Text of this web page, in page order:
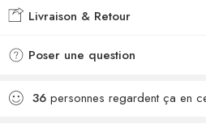
Ajouté à la liste de
Livraison & Retour
Poser une question
36 personnes regardent ça en